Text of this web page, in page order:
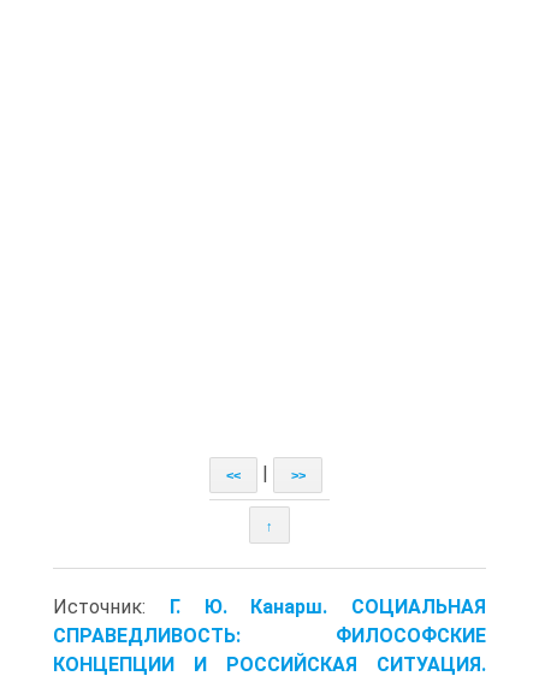
<< >>
↑
Источник: Г. Ю. Канарш. СОЦИАЛЬНАЯ
СПРАВЕДЛИВОСТЬ: ФИЛОСОФСКИЕ
КОНЦЕПЦИИ И РОССИЙСКАЯ СИТУАЦИЯ.